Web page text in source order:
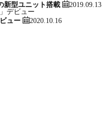
新型ユニット搭載 2019.09.13
ュー 2020.10.16